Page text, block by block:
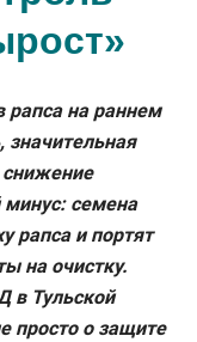
рапса на раннем
значительная
снижение
минус: семена
рапса и портят
на очистку.
в Тульской
просто о защите